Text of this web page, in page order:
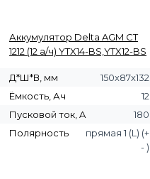
Аккумулятор Delta AGM СТ
1212 (12 а/ч) YTX14-BS,YTX12-BS
Д*Ш*В, мм
150х87х132
Ёмкость, Ач
12
Пусковой ток, A
180
Полярность
прямая 1 (L) (+
- )